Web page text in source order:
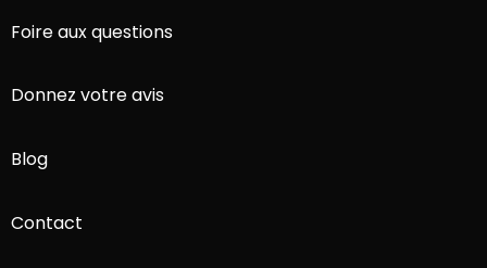
Foire aux questions
Donnez votre avis
Blog
Contact